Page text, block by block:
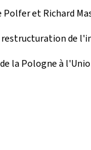
Polfer et Richard
restructuration de
la Pologne à